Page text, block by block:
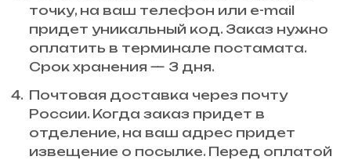
точку, на ваш телефон или e-mail
придет уникальный код. Заказ нужно
оплатить в терминале постамата.
Срок хранения — 3 дня.
Почтовая доставка через почту
России. Когда заказ придет в
отделение, на ваш адрес придет
извещение о посылке. Перед оплатой